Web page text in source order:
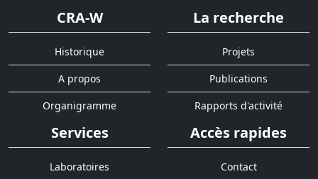
CRA-W
Historique
A propos
Organigramme
La recherche
Projets
Publications
Rapports d'activité
Services
Laboratoires
Accès rapides
Contact